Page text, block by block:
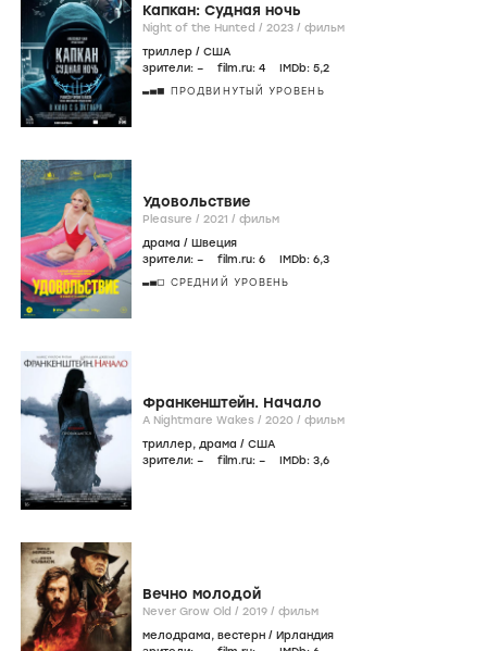
Капкан: Судная ночь
Night of the Hunted / 2023 / фильм
триллер / США
зрители: – film.ru: 4 IMDb: 5,2
ПРОДВИНУТЫЙ УРОВЕНЬ
Удовольствие
Pleasure / 2021 / фильм
драма / Швеция
зрители: – film.ru: 6 IMDb: 6,3
СРЕДНИЙ УРОВЕНЬ
Франкенштейн. Начало
A Nightmare Wakes / 2020 / фильм
триллер, драма / США
зрители: – film.ru: – IMDb: 3,6
Вечно молодой
Never Grow Old / 2019 / фильм
мелодрама, вестерн / Ирландия